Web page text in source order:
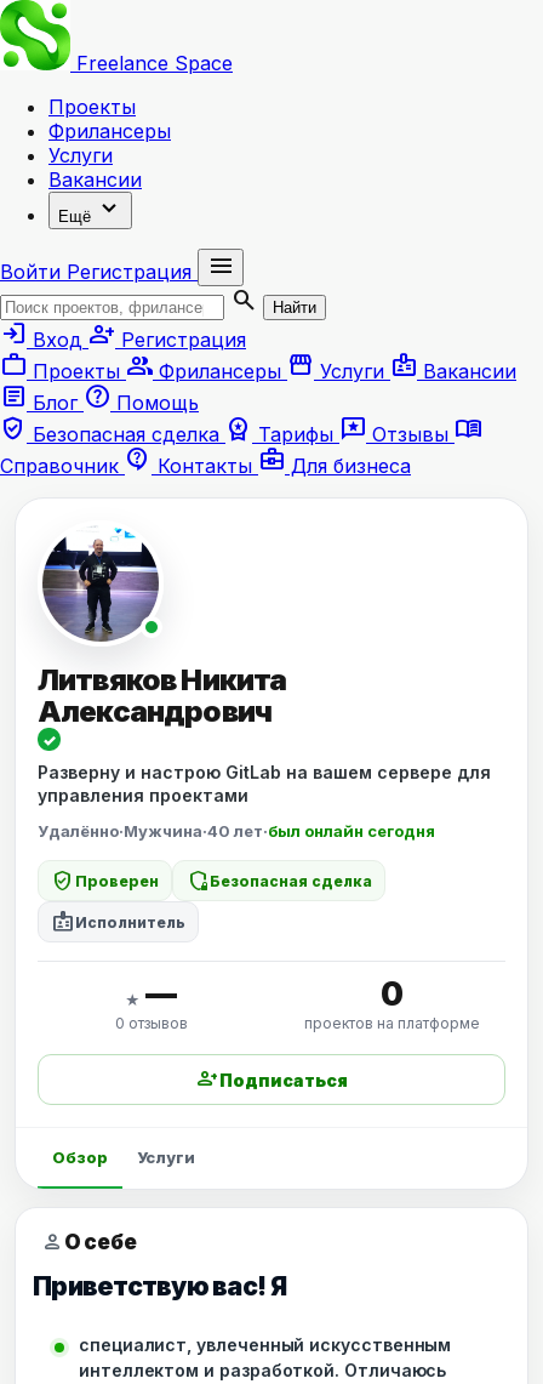
Freelance Space
Проекты
Фрилансеры
Услуги
Вакансии
Ещё expand_more
Войти Регистрация
menu
search
Найти
login Вход person_add Регистрация
work Проекты group Фрилансеры storefront Услуги badge Вакансии
article Блог help Помощь
verified_user Безопасная сделка workspace_premium Тарифы reviews Отзывы menu_book
Справочник contact_support Контакты business_center Для бизнеса
Литвяков Никита
Александрович
✓
Разверну и настрою GitLab на вашем сервере для
управления проектами
Удалённо·Мужчина·40 лет·был онлайн сегодня
verified_user Проверен shield_locked Безопасная сделка
badge Исполнитель
★ —
0 отзывов
0
проектов на платформе
person_addПодписаться
Обзор Услуги
person О себе
Приветствую вас! Я
специалист, увлеченный искусственным
интеллектом и разработкой. Отличаюсь